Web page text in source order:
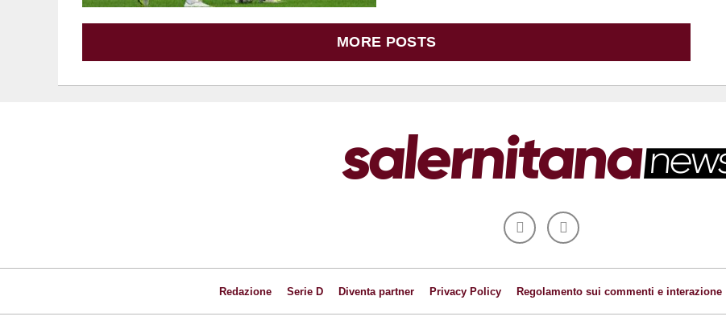
MORE POSTS
Redazione Serie D Diventa partner Privacy Policy Regolamento sui commenti e interazione